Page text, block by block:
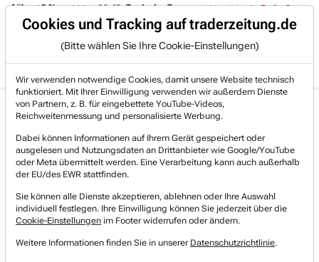
Trading-Room
über +3 %. 16:49 Trade des Tages 16:44 Trade des Tages
Gratis Account Login
Jetzt registrieren und gratis Artikel lesen.
Bereits bei TraderFox registriert? Jetzt anmelden!
Home Börsen-Nachrichten
Hot-News
AutoZone: Umsatzrückgang trotz steigender gewerbl...
Autozone Watchlist
AutoZone: Umsatzrückgang trotz
steigender gewerblicher Verkäufe
Cookies und Tracking auf traderzeitung.de
(Bitte wählen Sie Ihre Cookie-Einstellungen)
Wir verwenden notwendige Cookies, damit unsere Website technisch
funktioniert. Mit Ihrer Einwilligung verwenden wir außerdem Dienste
von Partnern, z. B. für eingebettete YouTube-Videos,
Reichweitenmessung und personalisierte Werbung.
Dabei können Informationen auf Ihrem Gerät gespeichert oder
ausgelesen und Nutzungsdaten an Drittanbieter wie Google/YouTube
oder Meta übermittelt werden. Eine Verarbeitung kann auch außerhalb
der EU/des EWR stattfinden.
Sie können alle Dienste akzeptieren, ablehnen oder Ihre Auswahl
individuell festlegen. Ihre Einwilligung können Sie jederzeit über die
Cookie-Einstellungen im Footer widerrufen oder ändern.
Weitere Informationen finden Sie in unserer Datenschutzrichtlinie.